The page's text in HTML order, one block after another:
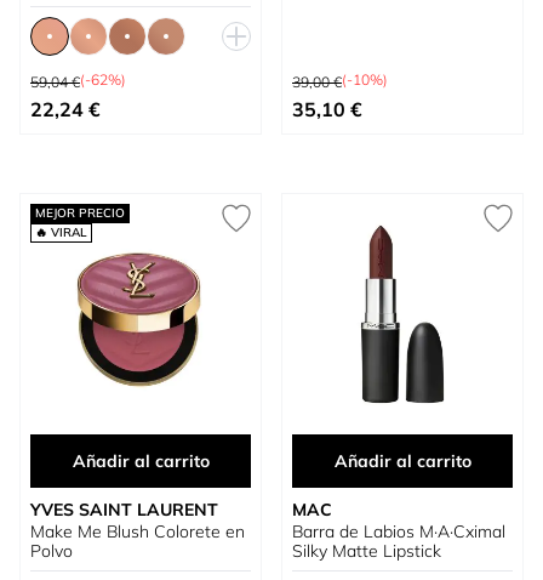
Precio habitual
59,04 €(-62%)
Tan bajo como
22,24 €
Precio habitual
39,00 €(-10%)
Precio especial
35,10 €
MEJOR PRECIO
🔥 VIRAL
Añadir al carrito
YVES SAINT LAURENT
Make Me Blush Colorete en
Polvo
Añadir al carrito
MAC
Barra de Labios M·A·Cximal
Silky Matte Lipstick